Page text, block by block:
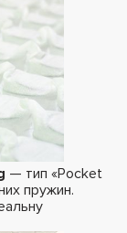
— тип «Pocket
пружин.